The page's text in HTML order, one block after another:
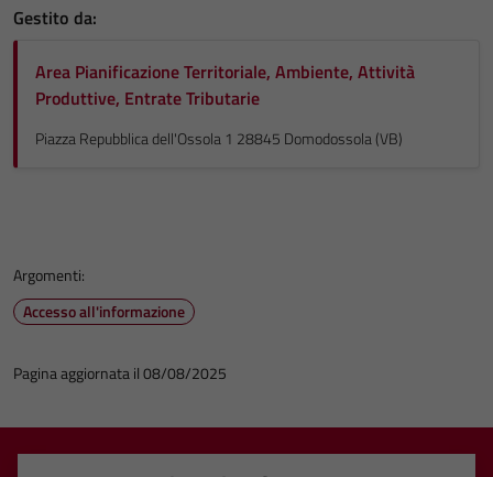
Gestito da:
Area Pianificazione Territoriale, Ambiente, Attività
Produttive, Entrate Tributarie
Piazza Repubblica dell'Ossola 1 28845 Domodossola (VB)
Argomenti:
Accesso all'informazione
Pagina aggiornata il 08/08/2025